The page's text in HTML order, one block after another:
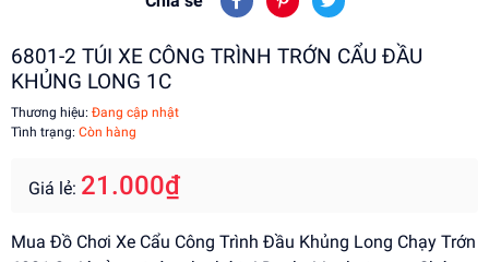
6801-2 TÚI XE CÔNG TRÌNH TRỚN CẨU ĐẦU
KHỦNG LONG 1C
Thương hiệu: Đang cập nhật
Tình trạng: Còn hàng
Giá lẻ: 21.000₫
Mua Đồ Chơi Xe Cẩu Công Trình Đầu Khủng Long Chạy Trớn